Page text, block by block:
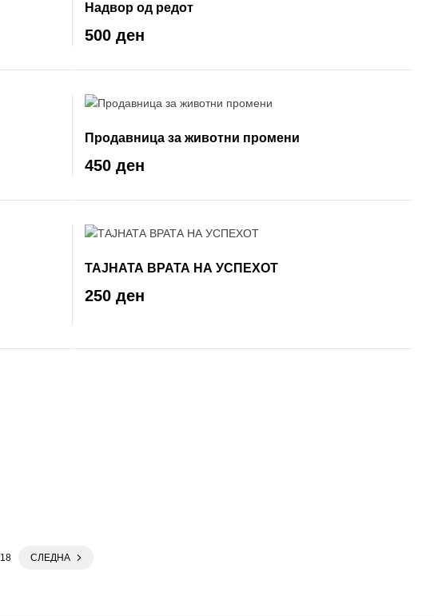
Надвор од редот
500 ден
Продавница за животни промени
450 ден
ТАЈНАТА ВРАТА НА УСПЕХОТ
250 ден
18 СЛЕДНА